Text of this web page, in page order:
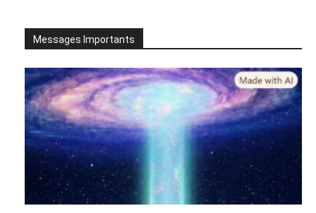
Messages Importants